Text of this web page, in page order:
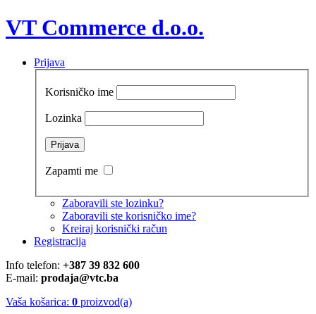
VT Commerce d.o.o.
Prijava
Korisničko ime
Lozinka
Zapamti me
Zaboravili ste lozinku?
Zaboravili ste korisničko ime?
Kreiraj korisnički račun
Registracija
Info telefon: +387 39 832 600
E-mail: prodaja@vtc.ba
Vaša košarica: 0 proizvod(a)